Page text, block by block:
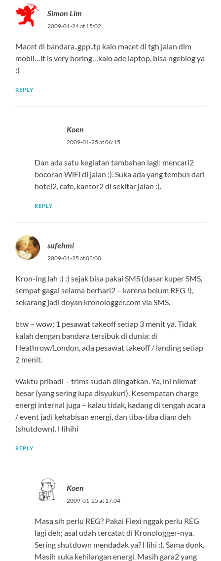
Simon Lim
2009-01-24 at 15:02
Macet di bandara..gpp..tp kalo macet di tgh jalan dlm
mobil…it is very boring…kalo ade laptop, bisa ngeblog ya
:)
REPLY
Koen
2009-01-25 at 06:15
Dan ada satu kegiatan tambahan lagi: mencari2
bocoran WiFi di jalan :). Suka ada yang tembus dari
hotel2, cafe, kantor2 di sekitar jalan :).
REPLY
sufehmi
2009-01-25 at 03:00
Kron-ing lah :) :) sejak bisa pakai SMS (dasar kuper SMS,
sempat gagal selama berhari2 – karena belum REG !),
sekarang jadi doyan kronologger.com via SMS.
btw – wow; 1 pesawat takeoff setiap 3 menit ya. Tidak
kalah dengan bandara tersibuk di dunia: di
Heathrow/London, ada pesawat takeoff / landing setiap
2 menit.
Waktu pribadi – trims sudah diingatkan. Ya, ini nikmat
besar (yang sering lupa disyukuri). Kesempatan charge
energi internal juga – kalau tidak, kadang di tengah acara
/ event jadi kehabisan energi, dan tiba-tiba diam deh
(shutdown). Hihihi
REPLY
Koen
2009-01-25 at 17:04
Masa sih perlu REG? Pakai Flexi nggak perlu REG
lagi deh; asal udah tercatat di Kronologger-nya.
Sering shutdown mendadak ya? Hihi :). Sama donk.
Masih suka kehilangan energi. Masih gara2 yang